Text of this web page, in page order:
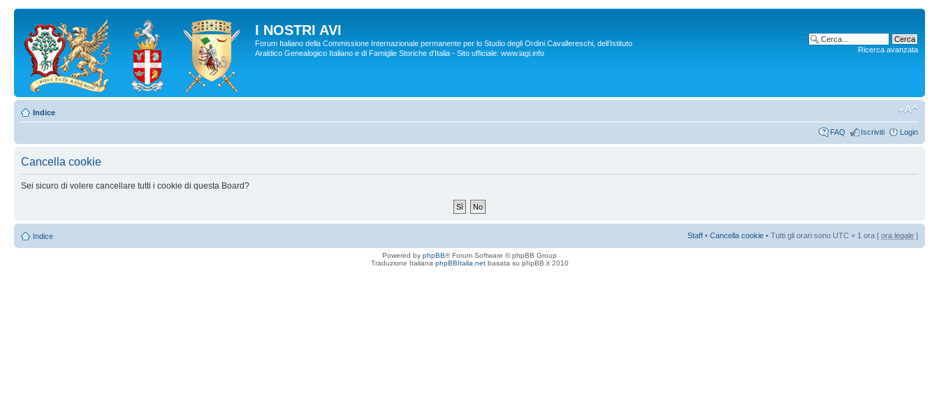
I NOSTRI AVI
Forum Italiano della Commissione Internazionale permanente per lo Studio degli Ordini Cavallereschi, dell’Istituto
Araldico Genealogico Italiano e di Famiglie Storiche d'Italia - Sito ufficiale: www.iagi.info
Ricerca avanzata
Indice
FAQ Iscriviti Login
Cancella cookie
Sei sicuro di volere cancellare tutti i cookie di questa Board?
Indice Staff • Cancella cookie • Tutti gli orari sono UTC + 1 ora [ ora legale ]
Powered by phpBB® Forum Software © phpBB Group
Traduzione Italiana phpBBItalia.netbasata su phpBB.it 2010